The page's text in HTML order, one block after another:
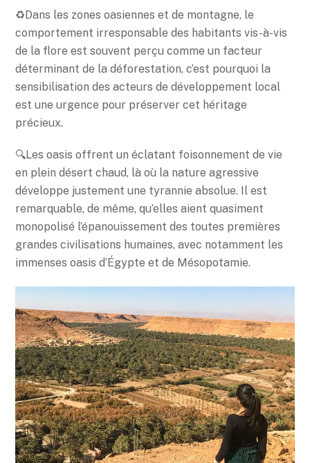
♻️Dans les zones oasiennes et de montagne, le
comportement irresponsable des habitants vis-à-vis
de la flore est souvent perçu comme un facteur
déterminant de la déforestation, c’est pourquoi la
sensibilisation des acteurs de développement local
est une urgence pour préserver cet héritage
précieux.
🔍Les oasis offrent un éclatant foisonnement de vie
en plein désert chaud, là où la nature agressive
développe justement une tyrannie absolue. Il est
remarquable, de même, qu’elles aient quasiment
monopolisé l’épanouissement des toutes premières
grandes civilisations humaines, avec notamment les
immenses oasis d’Égypte et de Mésopotamie.